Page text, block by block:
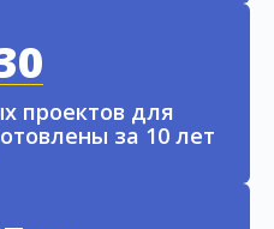
проектов для
за 10 лет